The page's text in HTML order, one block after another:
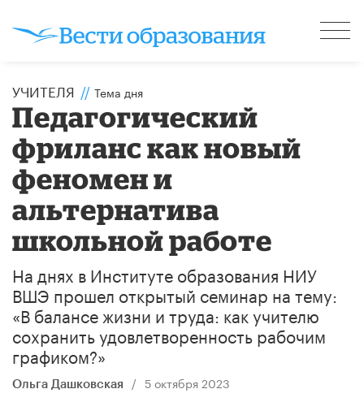
УЧИТЕЛЯ // Тема дня
Педагогический
фриланс как новый
феномен и
альтернатива
школьной работе
На днях в Институте образования НИУ
ВШЭ прошел открытый семинар на тему:
«В балансе жизни и труда: как учителю
сохранить удовлетворенность рабочим
графиком?»
Ольга Дашковская / 5 октября 2023